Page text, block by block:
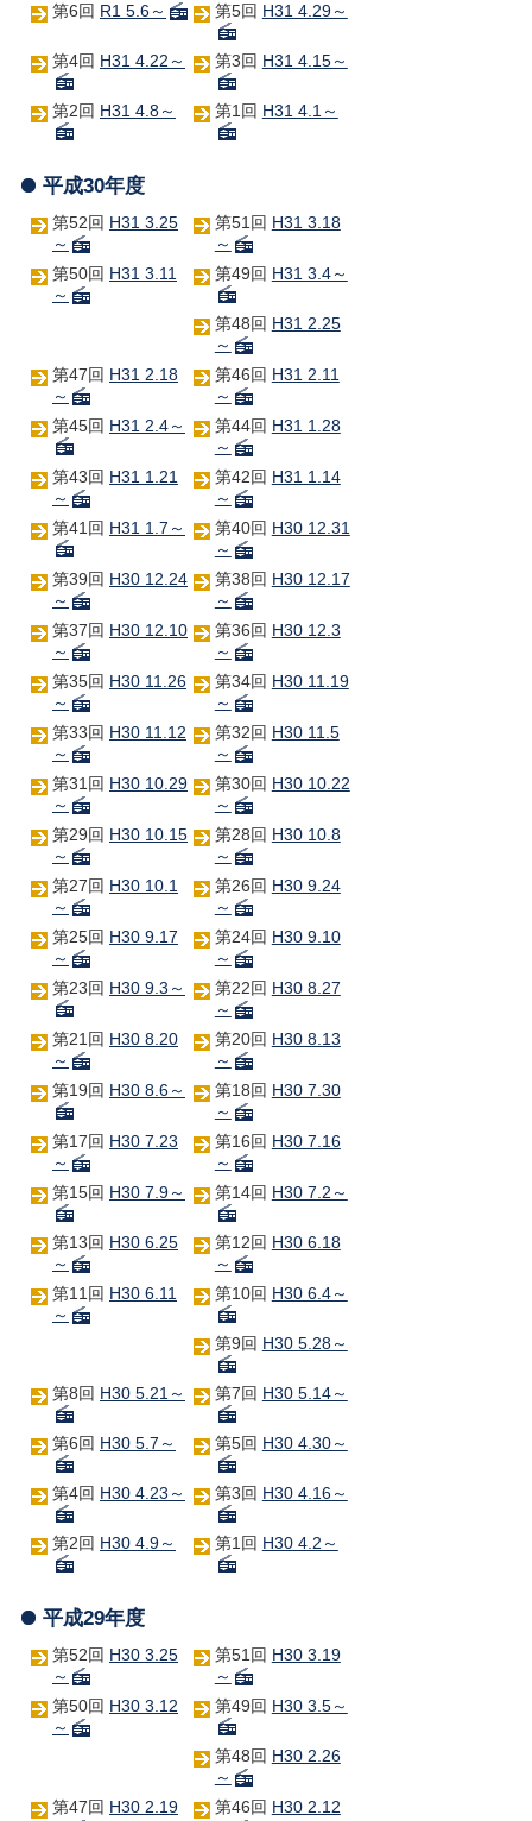
第6回 R1 5.6～ 第5回 H31 4.29～
第4回 H31 4.22～ 第3回 H31 4.15～
第2回 H31 4.8～ 第1回 H31 4.1～
平成30年度
第52回 H31 3.25
～
第51回 H31 3.18
～
第50回 H31 3.11
～
第49回 H31 3.4～
第48回 H31 2.25
～
第47回 H31 2.18
～
第46回 H31 2.11
～
第45回 H31 2.4～ 第44回 H31 1.28
～
第43回 H31 1.21
～
第42回 H31 1.14
～
第41回 H31 1.7～ 第40回 H30 12.31
～
第39回 H30 12.24
～
第38回 H30 12.17
～
第37回 H30 12.10
～
第36回 H30 12.3
～
第35回 H30 11.26
～
第34回 H30 11.19
～
第33回 H30 11.12
～
第32回 H30 11.5
～
第31回 H30 10.29
～
第30回 H30 10.22
～
第29回 H30 10.15
～
第28回 H30 10.8
～
第27回 H30 10.1
～
第26回 H30 9.24
～
第25回 H30 9.17
～
第24回 H30 9.10
～
第23回 H30 9.3～ 第22回 H30 8.27
～
第21回 H30 8.20
～
第20回 H30 8.13
～
第19回 H30 8.6～ 第18回 H30 7.30
～
第17回 H30 7.23
～
第16回 H30 7.16
～
第15回 H30 7.9～ 第14回 H30 7.2～
第13回 H30 6.25
～
第12回 H30 6.18
～
第11回 H30 6.11
～
第10回 H30 6.4～
第9回 H30 5.28～
第8回 H30 5.21～ 第7回 H30 5.14～
第6回 H30 5.7～ 第5回 H30 4.30～
第4回 H30 4.23～ 第3回 H30 4.16～
第2回 H30 4.9～ 第1回 H30 4.2～
平成29年度
第52回 H30 3.25
～
第51回 H30 3.19
～
第50回 H30 3.12
～
第49回 H30 3.5～
第48回 H30 2.26
～
第47回 H30 2.19
第46回 H30 2.12